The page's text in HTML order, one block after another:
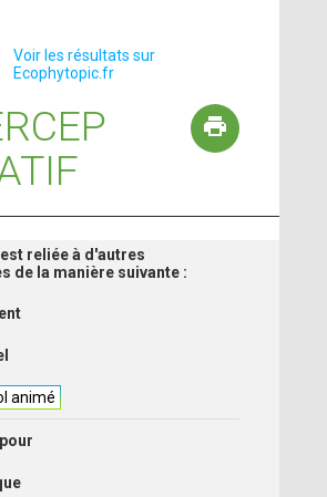
Voir les résultats sur
Ecophytopic.fr
reliée à d'autres
de la manière suivante :
animé